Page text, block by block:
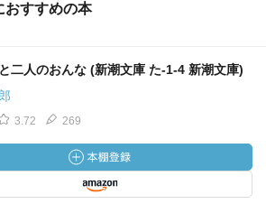
おすすめの本
二人のおんな (新潮文庫 た-1-4 新潮文庫)
3.72 269